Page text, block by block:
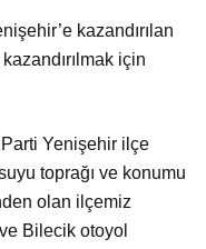
kazandırılan
için
Yenişehir ilçe
toprağı ve konumu
olan ilçemiz
Bilecik otoyol